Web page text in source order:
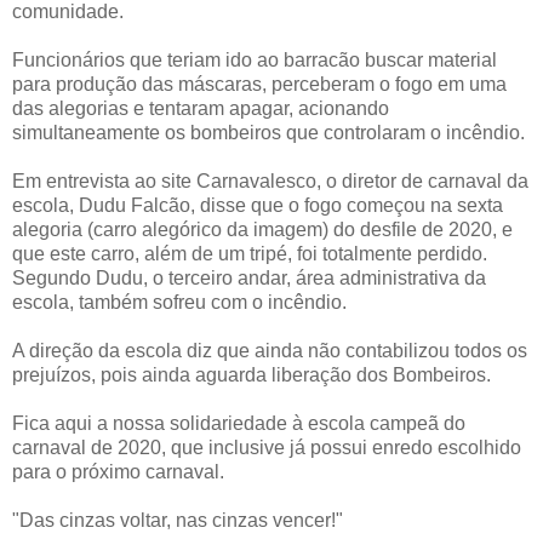
comunidade.
Funcionários que teriam ido ao barracão buscar material
para produção das máscaras, perceberam o fogo em uma
das alegorias e tentaram apagar, acionando
simultaneamente os bombeiros que controlaram o incêndio.
Em entrevista ao site Carnavalesco, o diretor de carnaval da
escola, Dudu Falcão, disse que o fogo começou na sexta
alegoria (carro alegórico da imagem) do desfile de 2020, e
que este carro, além de um tripé, foi totalmente perdido.
Segundo Dudu, o terceiro andar, área administrativa da
escola, também sofreu com o incêndio.
A direção da escola diz que ainda não contabilizou todos os
prejuízos, pois ainda aguarda liberação dos Bombeiros.
Fica aqui a nossa solidariedade à escola campeã do
carnaval de 2020, que inclusive já possui enredo escolhido
para o próximo carnaval.
"Das cinzas voltar, nas cinzas vencer!"